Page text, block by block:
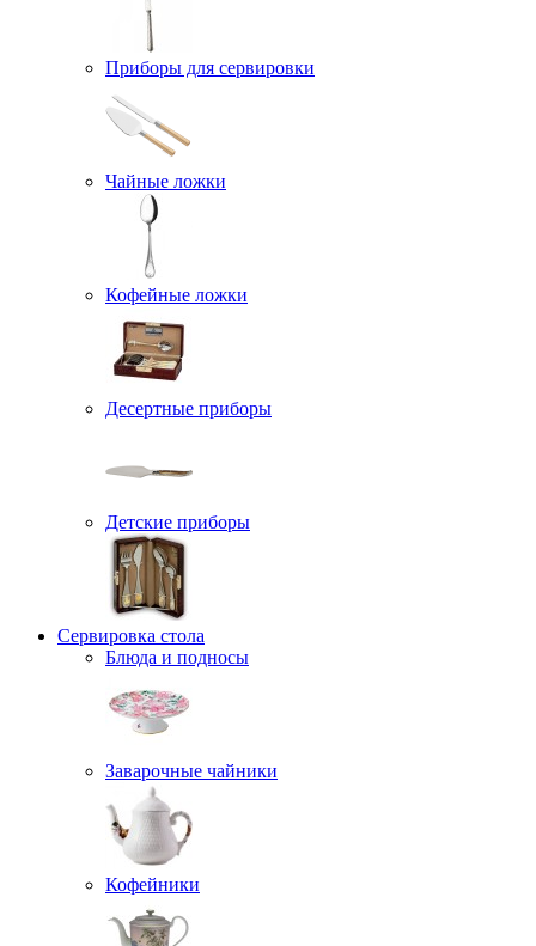
Приборы для сервировки
Чайные ложки
Кофейные ложки
Десертные приборы
Детские приборы
Сервировка стола
Блюда и подносы
Заварочные чайники
Кофейники